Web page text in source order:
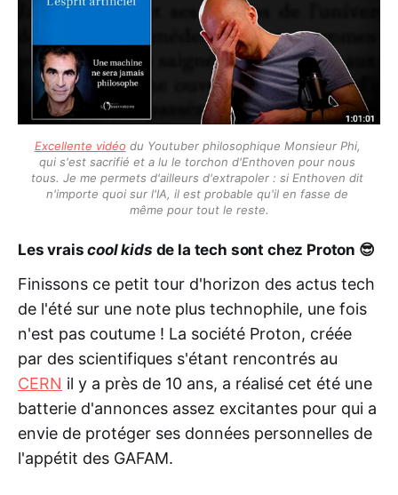
Excellente vidéo du Youtuber philosophique Monsieur Phi,
qui s'est sacrifié et a lu le torchon d'Enthoven pour nous
tous. Je me permets d'ailleurs d'extrapoler : si Enthoven dit
n'importe quoi sur l'IA, il est probable qu'il en fasse de
même pour tout le reste.
Les vraiscool kids de la tech sont chez Proton 😎
Finissons ce petit tour d'horizon des actus tech
de l'été sur une note plus technophile, une fois
n'est pas coutume ! La société Proton, créée
par des scientifiques s'étant rencontrés au
CERN il y a près de 10 ans, a réalisé cet été une
batterie d'annonces assez excitantes pour qui a
envie de protéger ses données personnelles de
l'appétit des GAFAM.